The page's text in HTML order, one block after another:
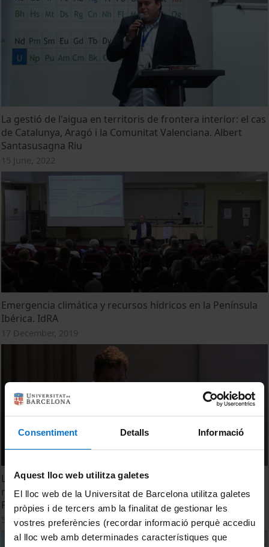
Consentiment Detalls Informació
Aquest lloc web utilitza galetes
El lloc web de la Universitat de Barcelona utilitza galetes
pròpies i de tercers amb la finalitat de gestionar les
vostres preferències (recordar informació perquè accediu
al lloc web amb determinades característiques que
La gestió de l'aigua en territoris de frontera interior: el cas
de Catalunya, Aragó i la Comunitat Valenciana. Albert
Santasusagna Riu
15 June, 2022
Emergencia climática y recursos hídricos en la Península
Ibérica. IdRA
17 December, 2019
La gestió de l'aigua a la Barcelona del segle XIX. Una
revisió de les propostes d'Ildefons Cerdà i Pere García
Fària
5 July, 2019